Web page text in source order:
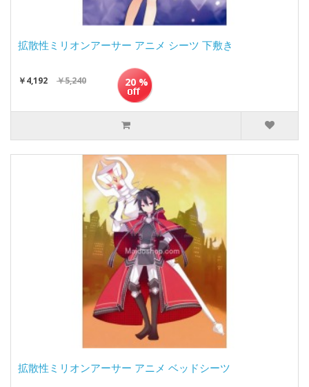
拡散性ミリオンアーサー アニメ シーツ 下敷き
￥4,192 ￥5,240 20 %
拡散性ミリオンアーサー アニメ ベッドシーツ